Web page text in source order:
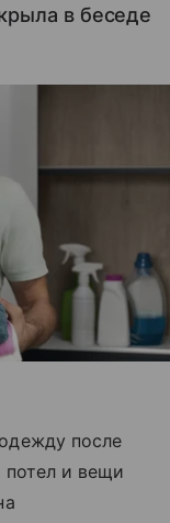
в беседе
после
потел и вещи